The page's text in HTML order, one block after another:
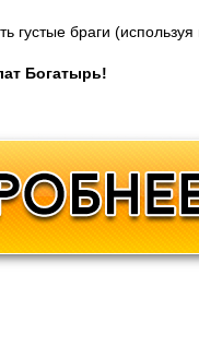
густые браги
Богатырь!